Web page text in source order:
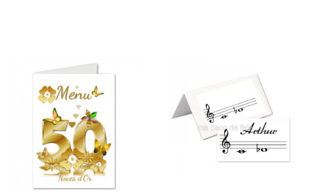
LISTE
D'ENVIE
APERÇU
RAPIDE